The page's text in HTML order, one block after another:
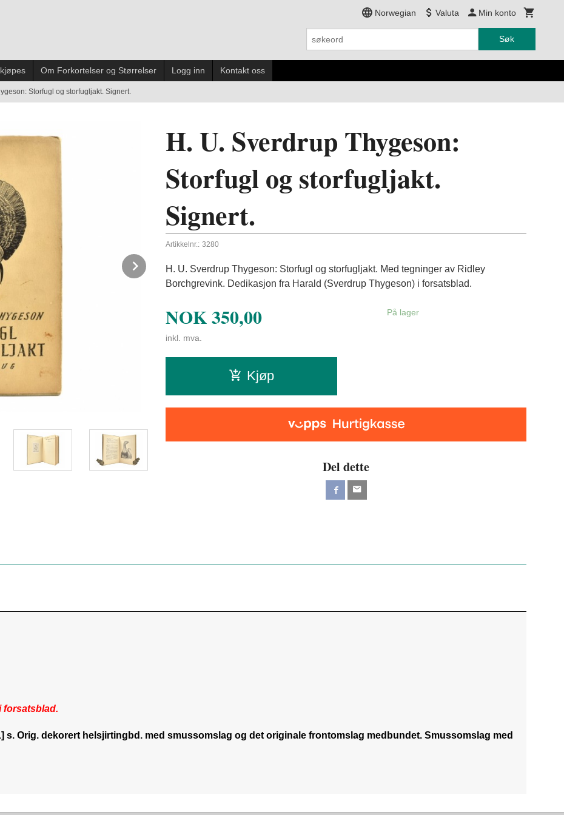
Norwegian Valuta Min konto
Søk
Om Forkortelser og Størrelser Logg inn Kontakt oss
Storfugl og storfugljakt. Signert.
Next
H. U. Sverdrup Thygeson:
Storfugl og storfugljakt.
Signert.
Artikkelnr.: 3280
H. U. Sverdrup Thygeson: Storfugl og storfugljakt. Med tegninger av Ridley
Borchgrevink. Dedikasjon fra Harald (Sverdrup Thygeson) i forsatsblad.
NOK350,00
inkl. mva.
På lager
Kjøp
Del dette
forsatsblad.
s. Orig. dekorert helsjirtingbd. med smussomslag og det originale frontomslag medbundet. Smussomslag med